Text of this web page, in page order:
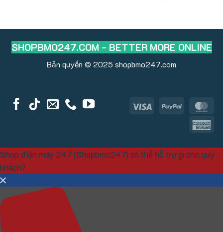
SHOPBMO247.COM - BETTER MORE ONLINE
Bản quyền © 2025 shopbmo247.com
Visa PayPal
Shop điện máy 247 (Shopbmo247) có thể hỗ trợ gì cho quý
khách?